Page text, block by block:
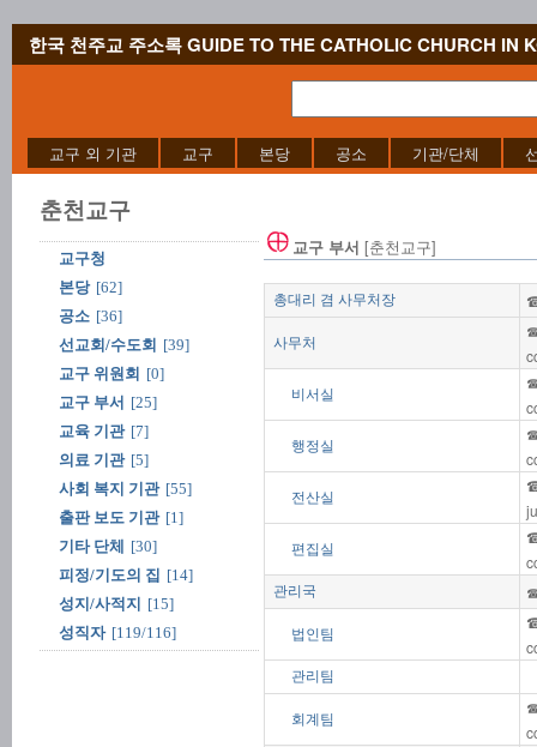
한국 천주교 주소록 GUIDE TO THE CATHOLIC CHURCH IN
교구 외 기관 교구 본당 공소 기관/단체
춘천교구
교구청
본당 [62]
공소 [36]
선교회/수도회 [39]
교구 위원회 [0]
교구 부서 [25]
교육 기관 [7]
의료 기관 [5]
사회 복지 기관 [55]
출판 보도 기관 [1]
기타 단체
[30]
피정/기도의 집 [14]
성지/사적지
[15]
성직자 [119/116]
교구 부서 [춘천교구]
총대리 겸 사무처장
사무처
비서실
행정실
전산실
편집실
관리국
법인팀
관리팀
회계팀